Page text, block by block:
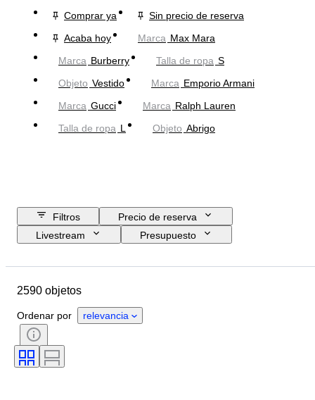
Comprar ya
Sin precio de reserva
Acaba hoy
Marca Max Mara
Marca Burberry Talla de ropa S
Objeto Vestido Marca Emporio Armani
Marca Gucci Marca Ralph Lauren
Talla de ropa L Objeto Abrigo
Filtros
Precio de reserva
Livestream
Presupuesto
País de origen
Estado
Estilo
Color
Tamaño del artículo
Motivo
2590 objetos
Ordenar por relevancia